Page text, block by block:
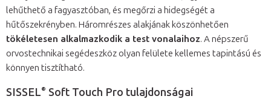
lehűthető a fagyasztóban, és megőrzi a hidegségét a
hűtőszekrényben. Háromrészes alakjának köszönhetően
tökéletesen alkalmazkodik a test vonalaihoz. A népszerű
orvostechnikai segédeszköz olyan felülete kellemes tapintású és
könnyen tisztítható.
SISSEL® Soft Touch Pro tulajdonságai